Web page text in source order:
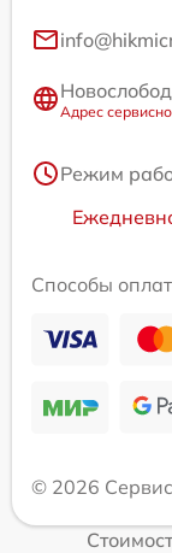
Адрес
Режим
Способы
© 2026